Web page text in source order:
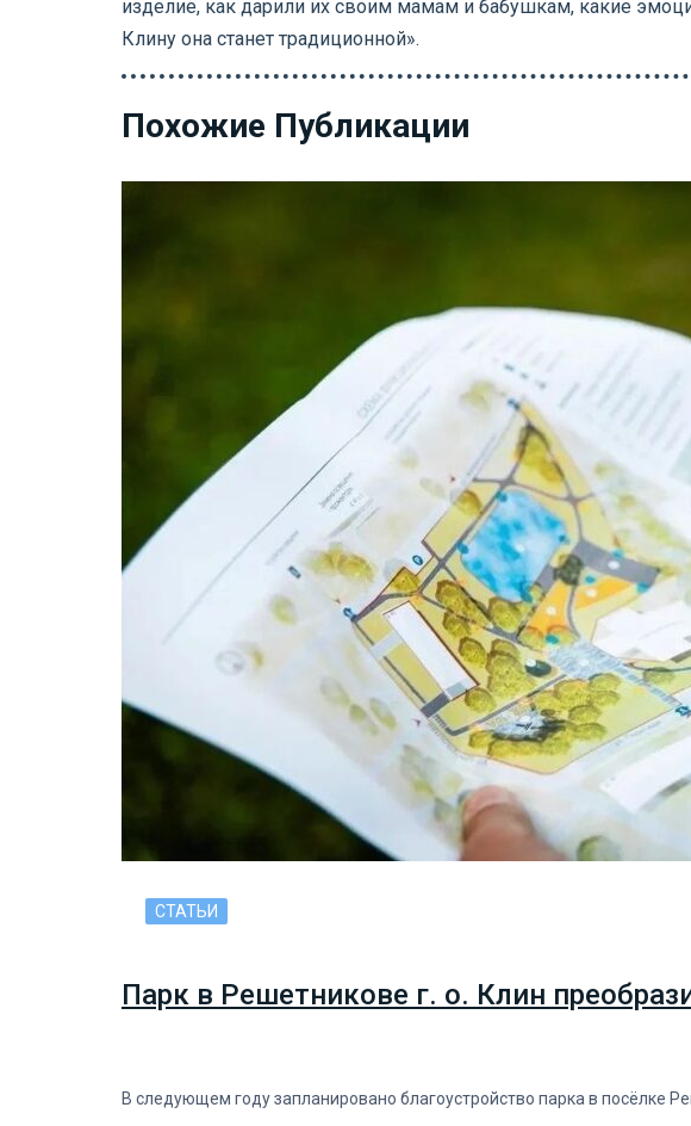
изделие, как дарили их своим мамам и бабушкам, какие
Клину она станет традиционной».
Похожие Публикации
СТАТЬИ
Парк в Решетникове г. о. Клин
В следующем году запланировано благоустройство парка в посёлке